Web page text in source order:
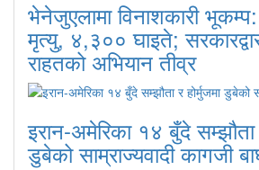
भेनेजुएलामा विनाशकारी
मृत्यु, ४,३०० घाइते;
राहतको अभियान तीव्र
इरान-अमेरिका १४ बुँदे सम्झौता
डुबेको साम्राज्यवादी कागजी